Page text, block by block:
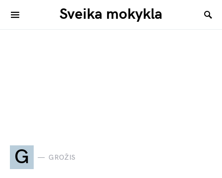
Sveika mokykla
G GROŽIS